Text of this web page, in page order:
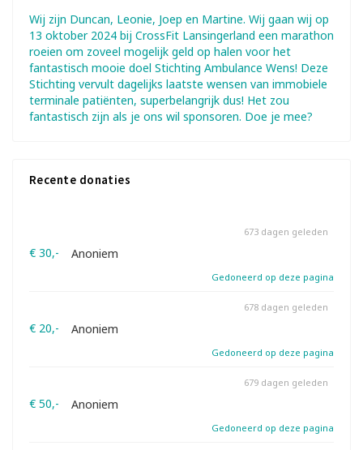
Wij zijn Duncan, Leonie, Joep en Martine. Wij gaan wij op
13 oktober 2024 bij CrossFit Lansingerland een marathon
roeien om zoveel mogelijk geld op halen voor het
fantastisch mooie doel Stichting Ambulance Wens! Deze
Stichting vervult dagelijks laatste wensen van immobiele
terminale patiënten, superbelangrijk dus! Het zou
fantastisch zijn als je ons wil sponsoren. Doe je mee?
Recente donaties
€ 30,- Anoniem
673 dagen geleden
Gedoneerd op deze pagina
€ 20,- Anoniem
678 dagen geleden
Gedoneerd op deze pagina
€ 50,- Anoniem
679 dagen geleden
Gedoneerd op deze pagina